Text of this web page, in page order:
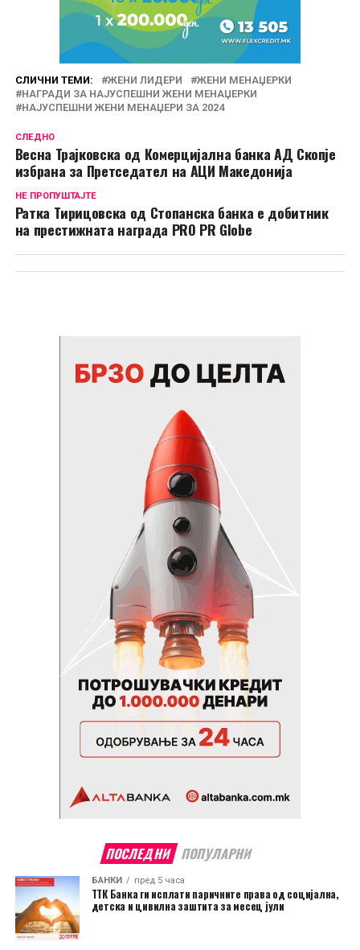
СЛИЧНИ ТЕМИ: ЖЕНИ ЛИДЕРИ
ЖЕНИ МЕНАЏЕРКИ
НАГРАДИ ЗА НАЈУСПЕШНИ ЖЕНИ МЕНАЏЕРКИ
НАЈУСПЕШНИ ЖЕНИ МЕНАЏЕРИ ЗА 2024
СЛЕДНО
Весна Трајковска од Комерцијална банка АД Скопје
избрана за Претседател на АЦИ Македонија
НЕ ПРОПУШТАЈТЕ
Ратка Тирицовска од Стопанска банка е добитник
на престижната награда PRO PR Globe
ПОСЛЕДНИ ПОПУЛАРНИ
БАНКИ пред 5 часа
ТТК Банка ги исплати паричните права од социјална,
детска и цивилна заштита за месец јули